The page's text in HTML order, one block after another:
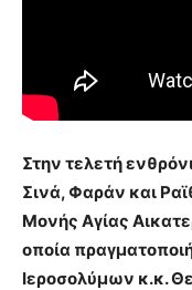
Στην τελετή
Σινά, Φαράν και
Μονής Αγίας
οποία
Ιεροσολύμων κ.κ.